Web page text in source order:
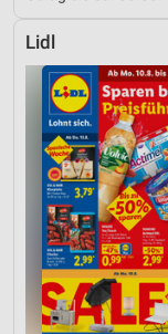
Lidl